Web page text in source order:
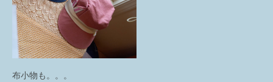
布小物も。。。